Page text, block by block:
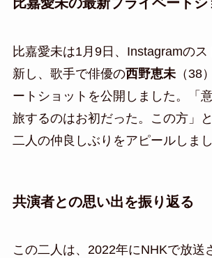
比嘉愛未は1月9日、Instagramの
新し、歌手で俳優の西野恵未（38
ートショットを公開しました。「
旅するのはお初だった。この方」
二人の仲良しぶりをアピールしまし
共演者との思い出を振り返る
この二人は、2022年にNHKで放送